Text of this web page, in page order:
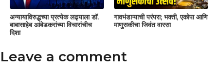
अन्यायाविरुद्धच्या प्रत्येक लढ्याला डॉ.
बाबासाहेब आंबेडकरांच्या विचारांचीच
दिशा
गावभंडाऱ्याची परंपरा; भक्ती, एकोपा आणि
माणुसकीचा जिवंत वारसा
Leave a comment